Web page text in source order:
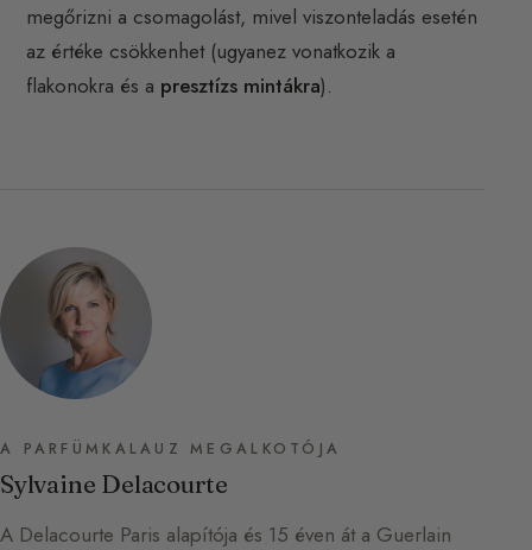
megőrizni a csomagolást, mivel viszonteladás esetén
az értéke csökkenhet (ugyanez vonatkozik a
flakonokra és a presztízs mintákra).
A PARFÜMKALAUZ MEGALKOTÓJA
Sylvaine Delacourte
A Delacourte Paris alapítója és 15 éven át a Guerlain